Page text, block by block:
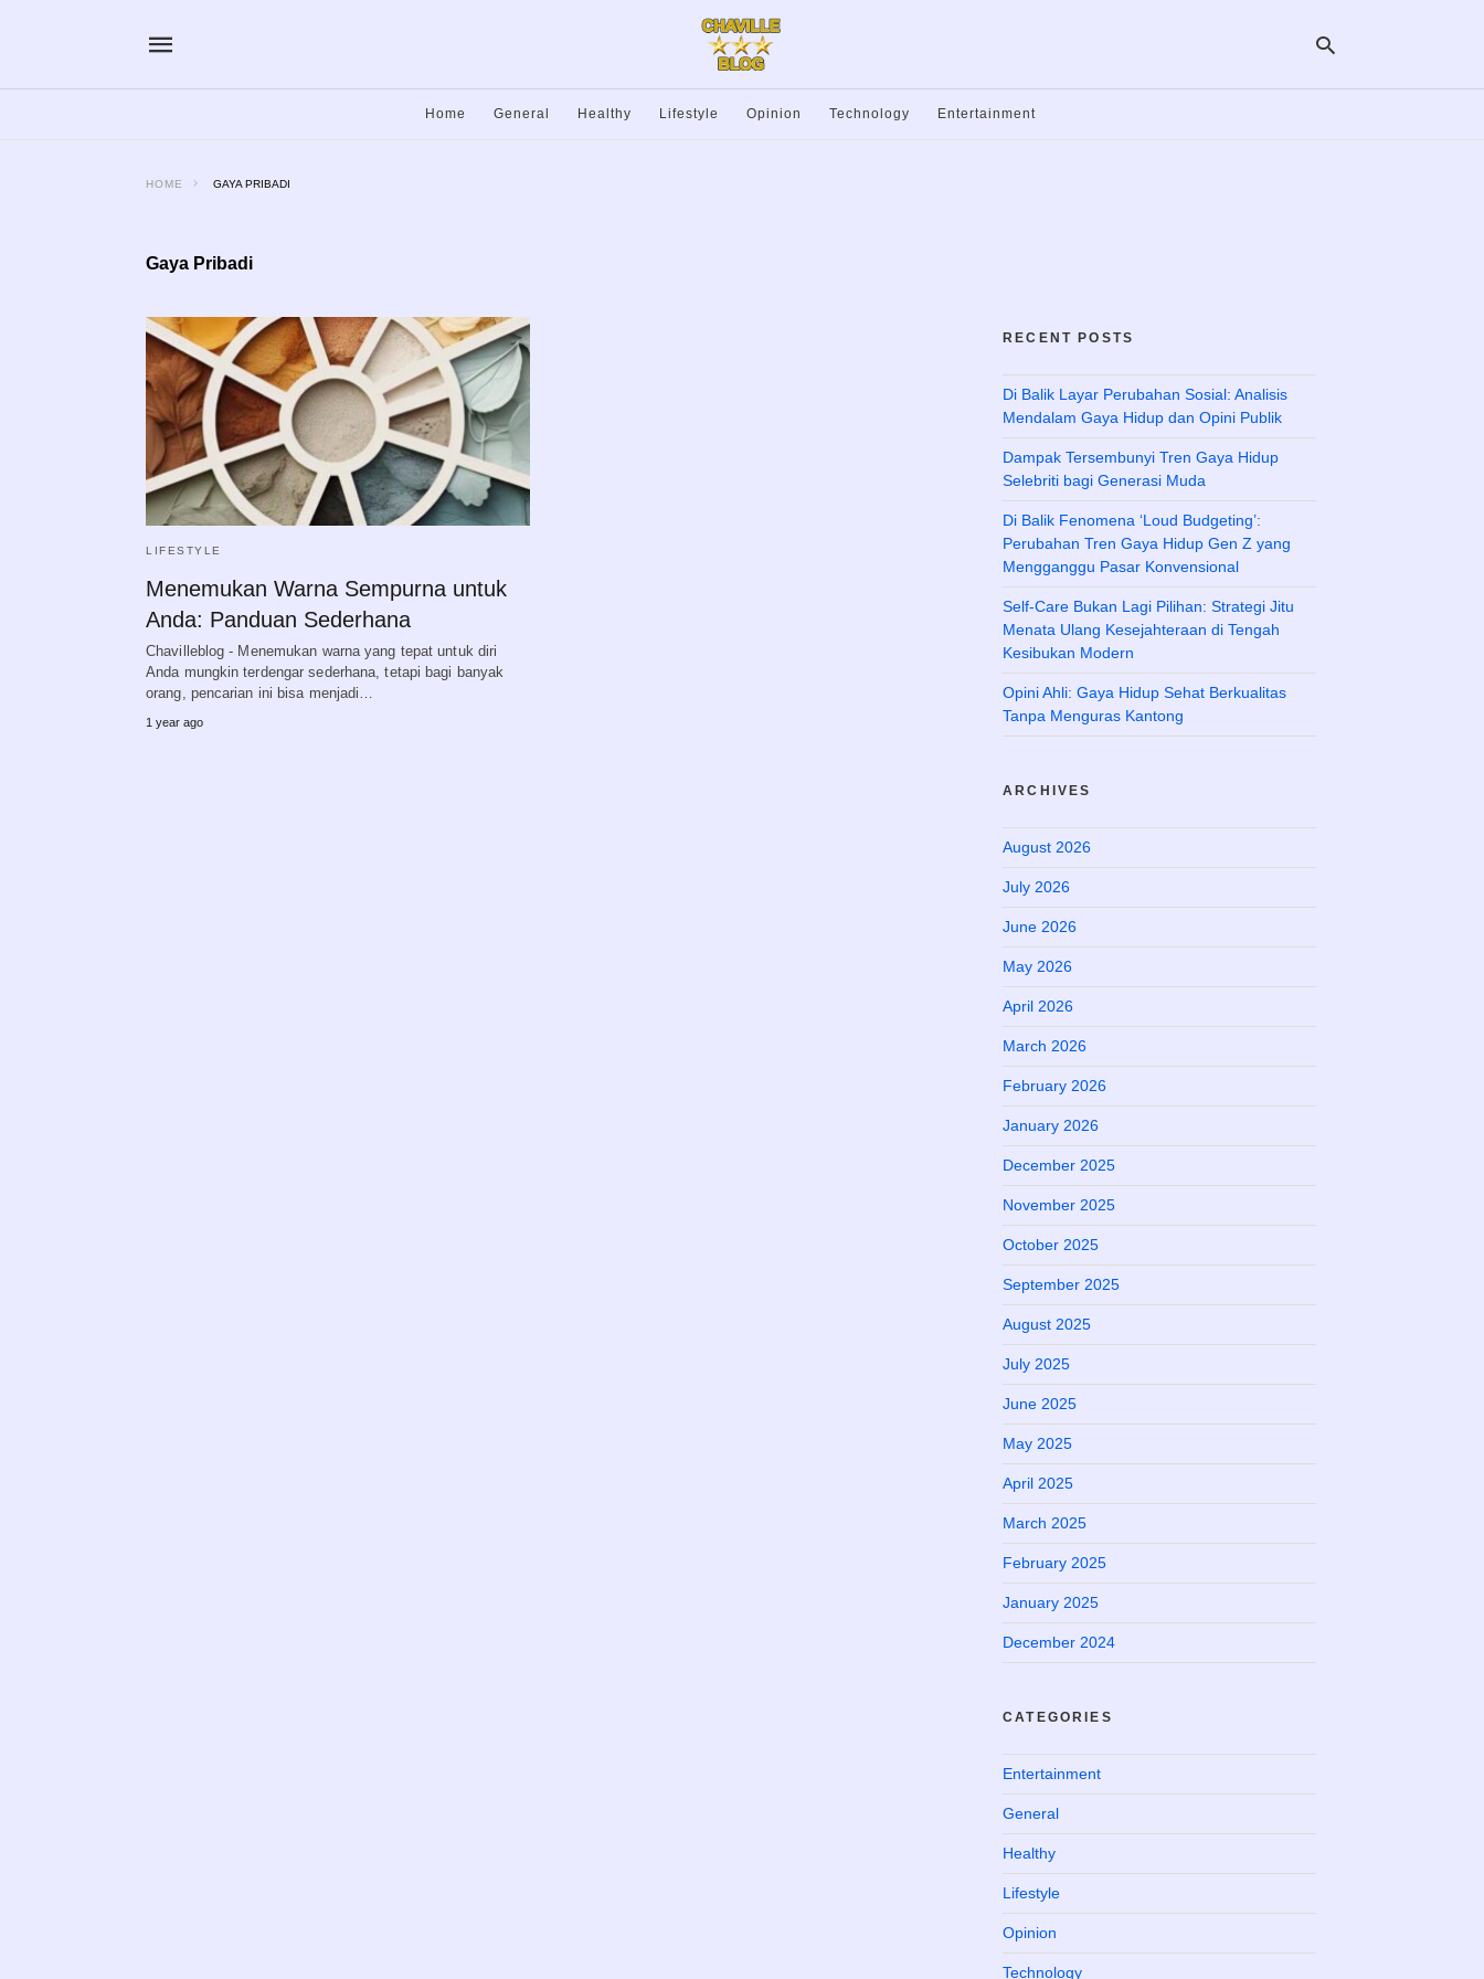
Home General Healthy Lifestyle Opinion Technology Entertainment
HOME GAYA PRIBADI
Gaya Pribadi
LIFESTYLE
Menemukan Warna Sempurna untuk
Anda: Panduan Sederhana
Chavilleblog - Menemukan warna yang tepat untuk diri
Anda mungkin terdengar sederhana, tetapi bagi banyak
orang, pencarian ini bisa menjadi…
1 year ago
RECENT POSTS
Di Balik Layar Perubahan Sosial: Analisis
Mendalam Gaya Hidup dan Opini Publik
Dampak Tersembunyi Tren Gaya Hidup
Selebriti bagi Generasi Muda
Di Balik Fenomena ‘Loud Budgeting’:
Perubahan Tren Gaya Hidup Gen Z yang
Mengganggu Pasar Konvensional
Self-Care Bukan Lagi Pilihan: Strategi Jitu
Menata Ulang Kesejahteraan di Tengah
Kesibukan Modern
Opini Ahli: Gaya Hidup Sehat Berkualitas
Tanpa Menguras Kantong
ARCHIVES
August 2026
July 2026
June 2026
May 2026
April 2026
March 2026
February 2026
January 2026
December 2025
November 2025
October 2025
September 2025
August 2025
July 2025
June 2025
May 2025
April 2025
March 2025
February 2025
January 2025
December 2024
CATEGORIES
Entertainment
General
Healthy
Lifestyle
Opinion
Technology